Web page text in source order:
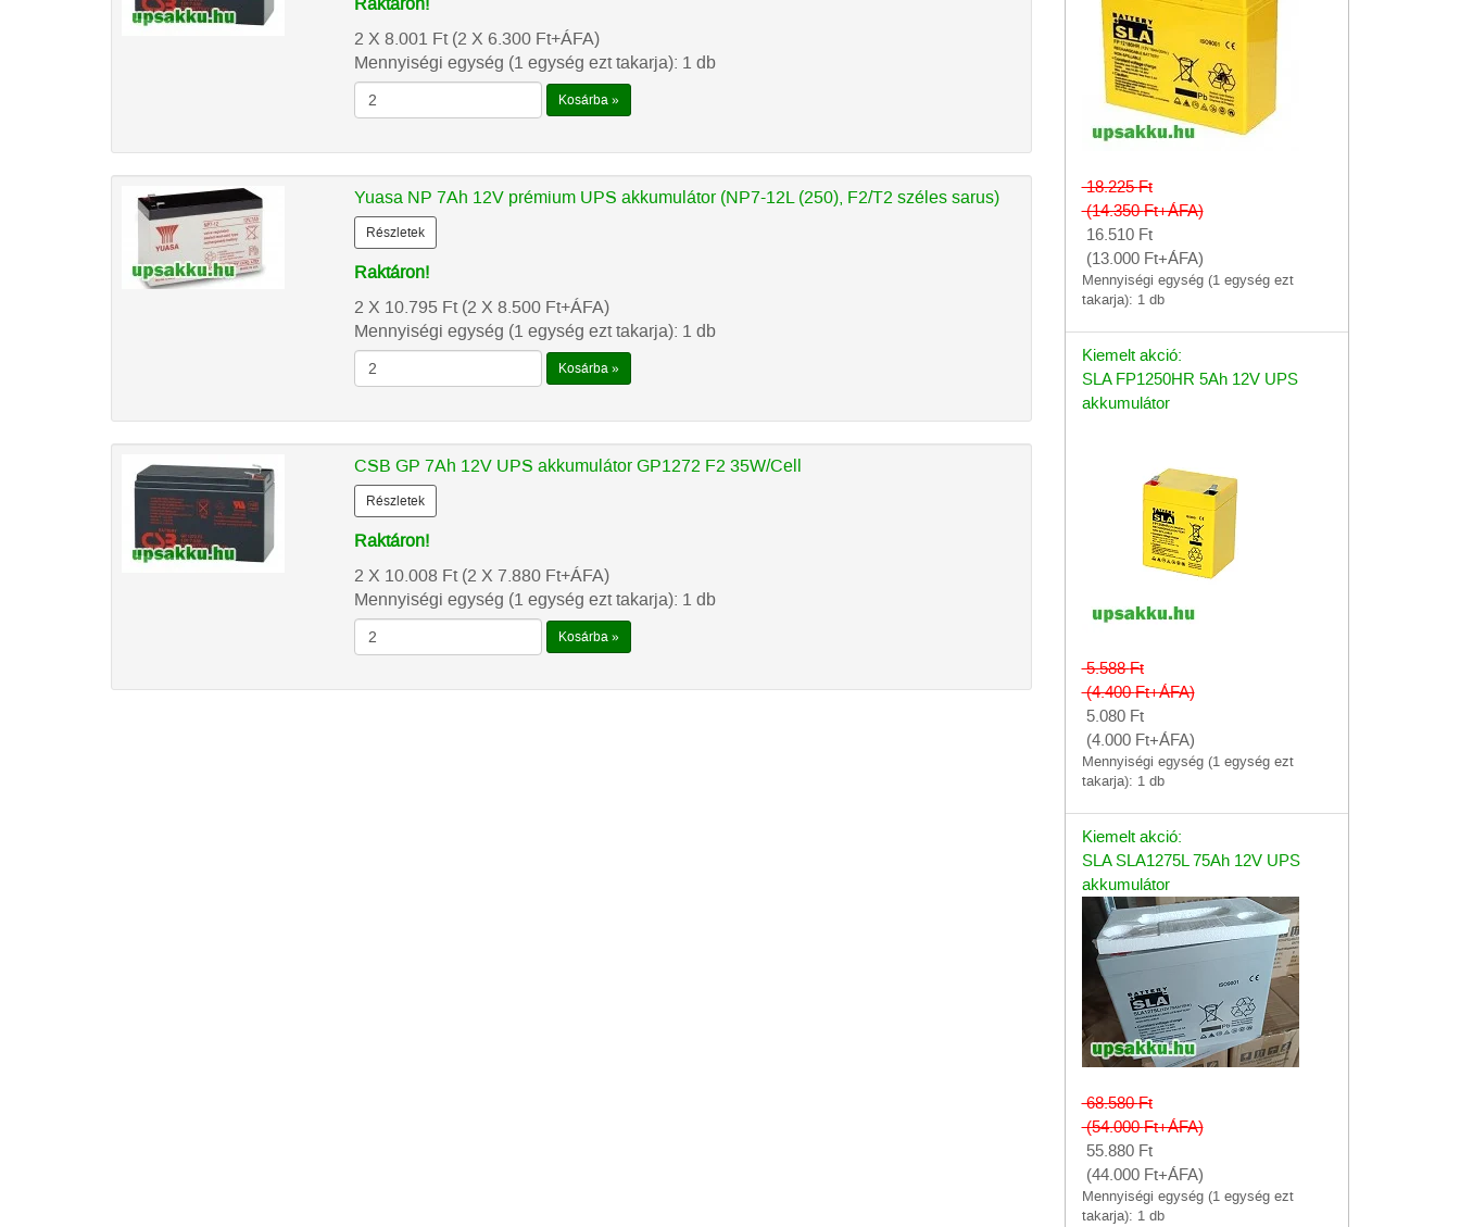
2 X 8.001 Ft(2 X 6.300 Ft+ÁFA)
Mennyiségi egység (1 egység ezt takarja): 1 db
Kosárba »
Yuasa NP 7Ah 12V prémium UPS akkumulátor (NP7-12L (250), F2/T2 széles sarus)
Részletek
Raktáron!
2 X 10.795 Ft(2 X 8.500 Ft+ÁFA)
Mennyiségi egység (1 egység ezt takarja): 1 db
Kosárba »
CSB GP 7Ah 12V UPS akkumulátor GP1272 F2 35W/Cell
Részletek
Raktáron!
2 X 10.008 Ft(2 X 7.880 Ft+ÁFA)
Mennyiségi egység (1 egység ezt takarja): 1 db
Kosárba »
18.225Ft
(14.350Ft+ÁFA)
16.510 Ft
(13.000 Ft+ÁFA)
Mennyiségi egység (1 egység ezt
takarja): 1 db
Kiemelt akció:
SLA FP1250HR 5Ah 12V UPS
akkumulátor
5.588Ft
(4.400Ft+ÁFA)
5.080 Ft
(4.000 Ft+ÁFA)
Mennyiségi egység (1 egység ezt
takarja): 1 db
Kiemelt akció:
SLA SLA1275L 75Ah 12V UPS
akkumulátor
68.580Ft
(54.000Ft+ÁFA)
55.880 Ft
(44.000 Ft+ÁFA)
Mennyiségi egység (1 egység ezt
takarja): 1 db